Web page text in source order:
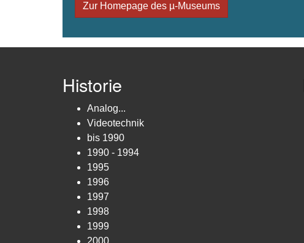
Zur Homepage des µ-Museums
Historie
Analog...
Videotechnik
bis 1990
1990 - 1994
1995
1996
1997
1998
1999
2000